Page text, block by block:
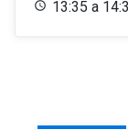
13:35 a